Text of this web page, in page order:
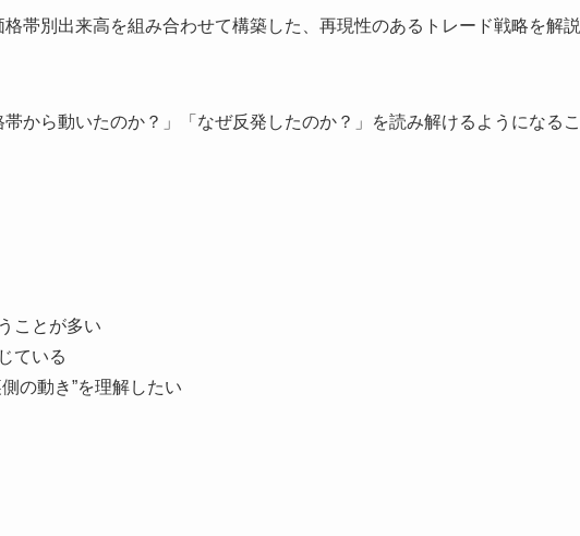
帯別出来高を組み合わせて構築した、再現性のあるトレード戦略を解説
から動いたのか？」「なぜ反発したのか？」を読み解けるようになるこ
ことが多い
ている
の動き”を理解したい